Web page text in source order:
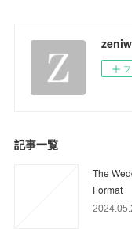
記事一覧
The
Format